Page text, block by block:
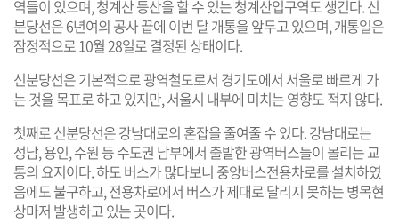
역들이 있으며, 청계산 등산을 할 수 있는 청계산입구역도 생긴다. 신
분당선은 6년여의 공사 끝에 이번 달 개통을 앞두고 있으며, 개통일은
잠정적으로 10월 28일로 결정된 상태이다.
신분당선은 기본적으로 광역철도로서 경기도에서 서울로 빠르게 가
는 것을 목표로 하고 있지만, 서울시 내부에 미치는 영향도 적지 않다.
첫째로 신분당선은 강남대로의 혼잡을 줄여줄 수 있다. 강남대로는
성남, 용인, 수원 등 수도권 남부에서 출발한 광역버스들이 몰리는 교
통의 요지이다. 하도 버스가 많다보니 중앙버스전용차로를 설치하였
음에도 불구하고, 전용차로에서 버스가 제대로 달리지 못하는 병목현
상마저 발생하고 있는 곳이다.